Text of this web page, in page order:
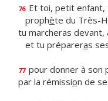
76 Et toi, petit enfant,
prophète du Très-
tu marcheras devant,
et tu prépareras
77 pour donner à son
par la rémission de